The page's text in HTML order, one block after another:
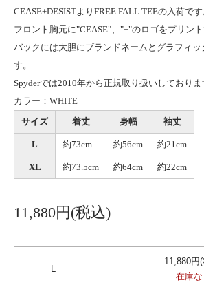
CEASE±DESISTよりFREE FALL TEEの入荷です
フロント胸元に"CEASE"、"±"のロゴをプリント
バックには大胆にブランドネームとグラフィッ
す。
Spyderでは2010年から正規取り扱いしておりま
カラー：WHITE
サイズ
着丈 身幅 袖丈
L 約73cm 約56cm 約21cm
XL 約73.5cm 約64cm 約22cm
11,880円(税込)
11,880円
在庫な